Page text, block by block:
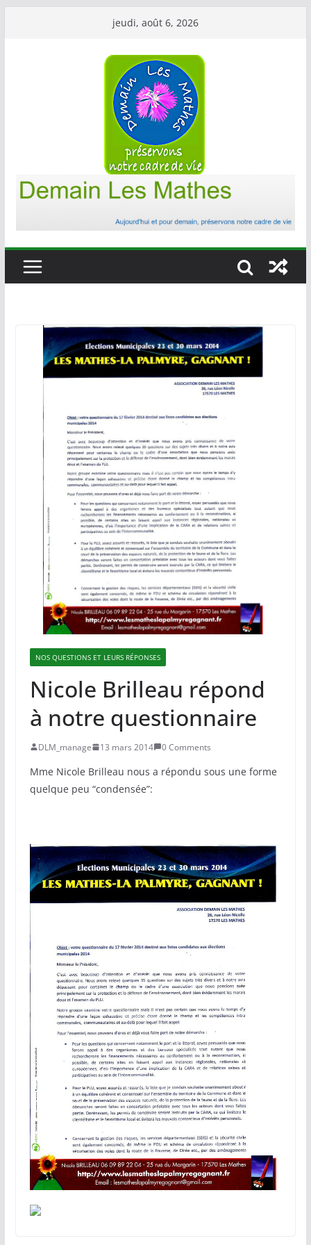
jeudi, août 6, 2026
NOS QUESTIONS ET LEURS RÉPONSES
Nicole Brilleau répond
à notre questionnaire
DLM_manage 13 mars 2014 0 Comments
Mme Nicole Brilleau nous a répondu sous une forme
quelque peu “condensée”: